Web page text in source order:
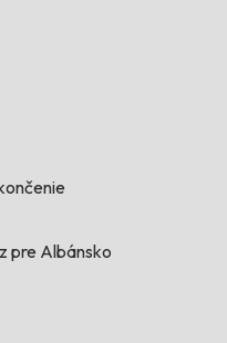
pre Albánsko